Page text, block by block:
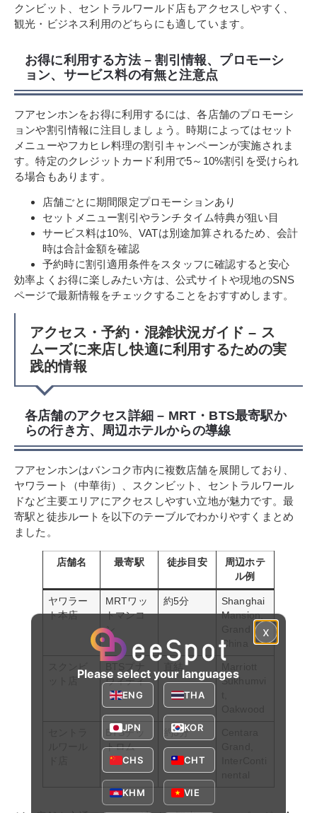
クンビット、セントラルワールド店もアクセスしやすく、
観光・ビジネス利用のどちらにも適しています。
お得に利用する方法 – 割引情報、プロモーシ
ョン、サービス料の有無と注意点
フアセンホンをお得に利用するには、各店舗のプロモーシ
ョンや割引情報に注目しましょう。時期によってはセット
メニューやフカヒレ料理の割引キャンペーンが実施されま
す。特定のクレジットカード利用で5～10%割引を受けられ
る場合もあります。
店舗ごとに期間限定プロモーションあり
セットメニュー割引やランチタイム特典が狙い目
サービス料は10%、VATは別途加算されるため、会計
時は合計金額を確認
予約時に割引適用条件をスタッフに確認すると安心
効率よくお得に楽しみたい方は、公式サイトや現地のSNS
ページで最新情報をチェックすることをおすすめします。
アクセス・予約・混雑状況ガイド – ス
ムーズに来店し快適に利用するための実
践的情報
各店舗のアクセス詳細 – MRT・BTS最寄駅か
らの行き方、周辺ホテルからの導線
フアセンホンはバンコク市内に複数店舗を展開しており、
ヤワラート（中華街）、スクンビット、セントラルワール
ドなど主要エリアにアクセスしやすい立地が魅力です。最
寄駅と徒歩ルートを以下のテーブルでわかりやすくまとめ
ました。
店舗名 最寄駅 徒歩目安
周辺ホテ
ル例
ヤワラー
ト本店
MRTワッ
トマンコ
ン
約5分
Shanghai
Mansion,
China
スクンビ
ット店
BTSプナ
ウィティ
直結
Sukhumvi
BTSチッ
トロム
約3分
x
Please select your languages
ENG THA
JPN KOR
CHS CHT
KHM VIE